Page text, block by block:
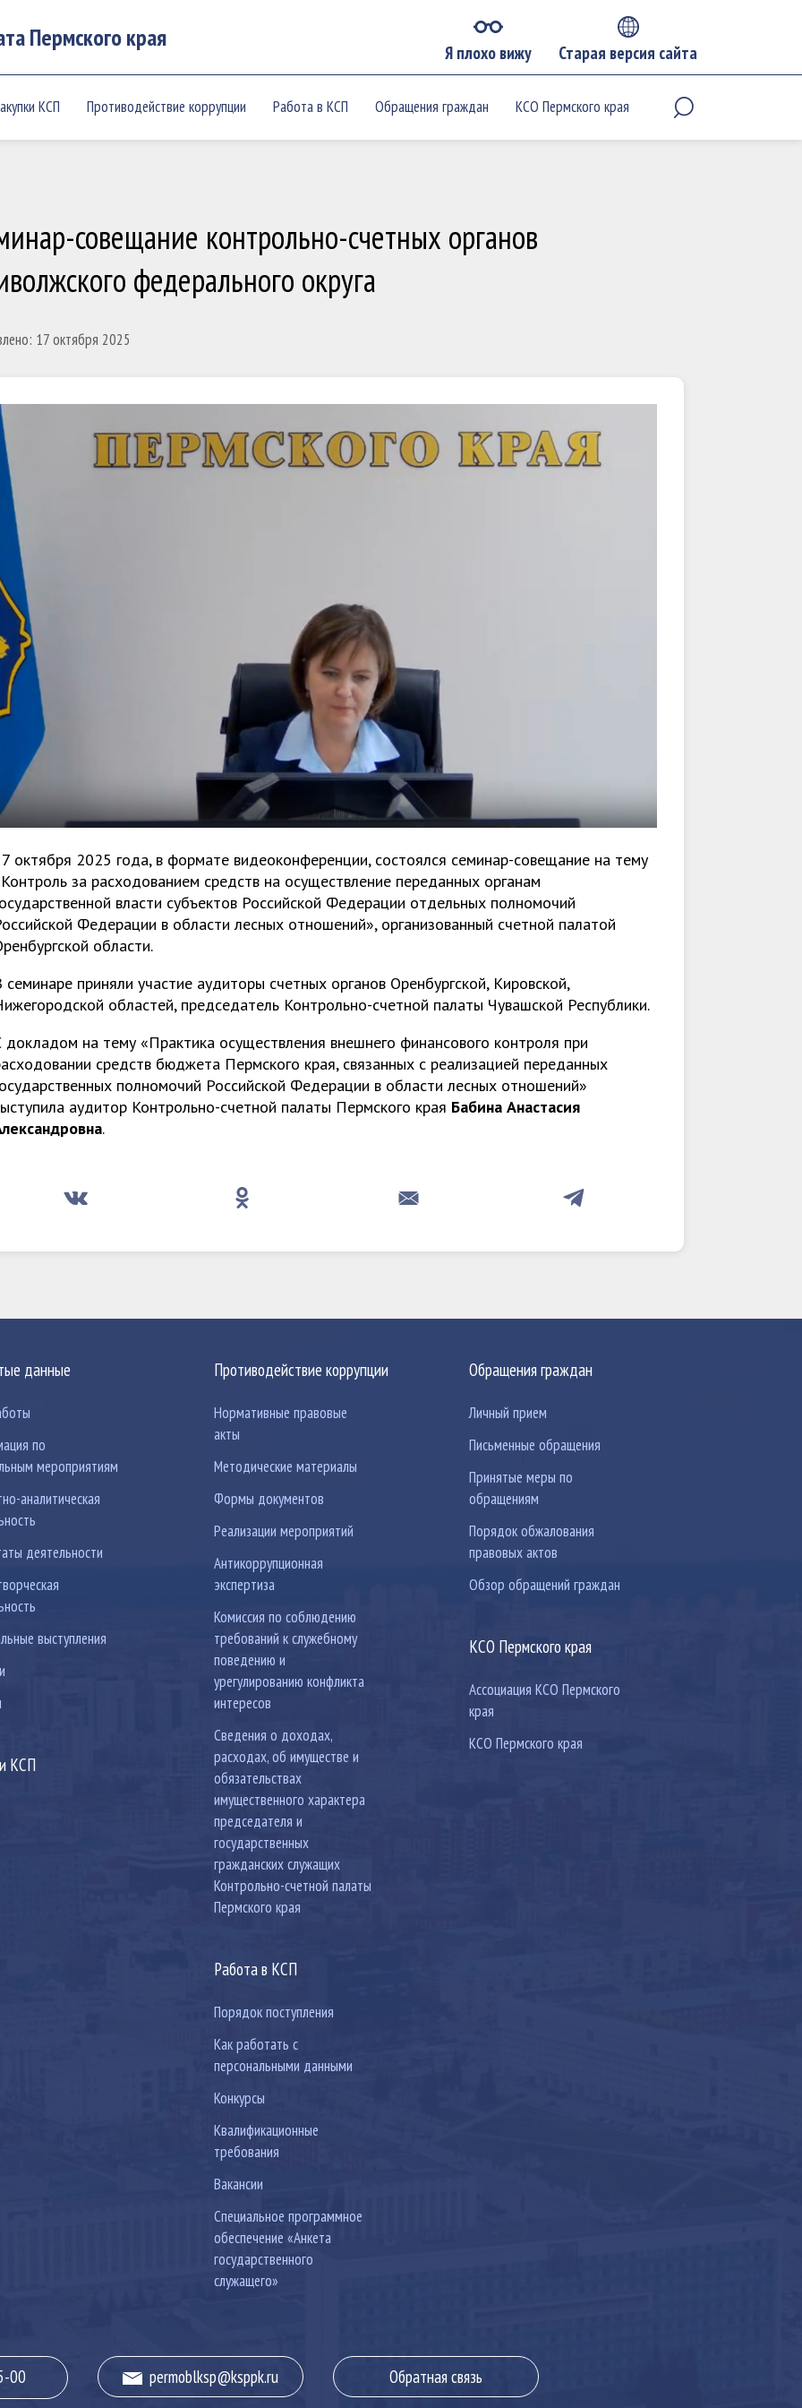
Пермского края
Я плохо вижу Старая версия сайта
КСП Противодействие коррупции Работа в КСП Обращения граждан КСО Пермского края
совещание контрольно-счетных органов
федерального округа
17 октября 2025
октября 2025 года, в формате видеоконференции, состоялся семинар-совещание на тему
за расходованием средств на осуществление переданных органам
власти субъектов Российской Федерации отдельных полномочий
Федерации в области лесных отношений», организованный счетной палатой
области.
семинаре приняли участие аудиторы счетных органов Оренбургской, Кировской,
областей, председатель Контрольно-счетной палаты Чувашской Республики.
докладом на тему «Практика осуществления внешнего финансового контроля при
средств бюджета Пермского края, связанных с реализацией переданных
полномочий Российской Федерации в области лесных отношений»
аудитор Контрольно-счетной палаты Пермского края Бабина Анастасия
.
данные
по
мероприятиям
аналитическая
деятельности
выступления
КСП
Противодействие коррупции
Нормативные правовые
акты
Методические материалы
Формы документов
Реализации мероприятий
Антикоррупционная
экспертиза
Комиссия по соблюдению
требований к служебному
поведению и
урегулированию конфликта
интересов
Сведения о доходах,
расходах, об имуществе и
обязательствах
имущественного характера
председателя и
государственных
гражданских служащих
Контрольно-счетной палаты
Пермского края
Работа в КСП
Порядок поступления
Как работать с
персональными данными
Конкурсы
Квалификационные
требования
Вакансии
Специальное программное
обеспечение «Анкета
государственного
служащего»
Обращения граждан
Личный прием
Письменные обращения
Принятые меры по
обращениям
Порядок обжалования
правовых актов
Обзор обращений граждан
КСО Пермского края
Ассоциация КСО Пермского
края
КСО Пермского края
00 permoblksp@ksppk.ru Обратная связь